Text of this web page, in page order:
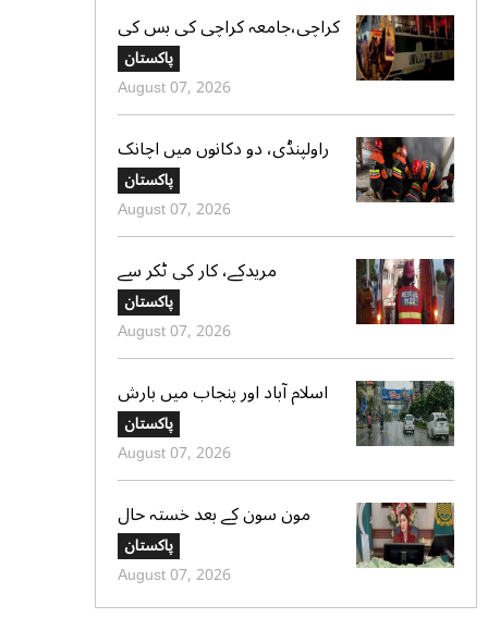
کراچی،جامعہ کراچی کی بس کی
ٹکر سے موٹر سائیکل سوار لڑکی
جاں بحق،ڈرائیور گرفتار
پاکستان
August 07, 2026
راولپنڈی، دو دکانوں میں اچانک
آگ بھڑک اٹھی، ریسکیو کی
بروقت کارروائی، بڑا نقصان ٹل
گیا
پاکستان
August 07, 2026
مریدکے، کار کی ٹکر سے
موٹرسائیکل سوار 2 دوست جاں
بحق، بچہ شدید زخمی
پاکستان
August 07, 2026
اسلام آباد اور پنجاب میں بارش
کی پیشگوئی، کراچی میں بوندا
باندی کا امکان
پاکستان
August 07, 2026
مون سون کے بعد خستہ حال
عمارتوں کا سروے کرایا جائے،
وزیراعلی پنجاب کی ہدایت
پاکستان
August 07, 2026